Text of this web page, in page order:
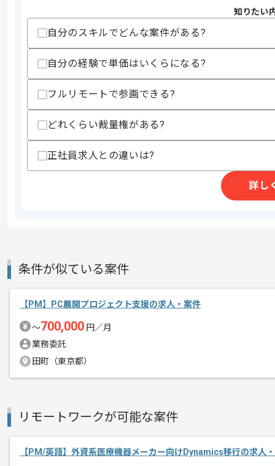
・英語の実務経験(読み書きレベル)
歓迎スキル
・サービスのCPA改善経験
・マネージャー経験
・海外プロダクト調査やテストの経験
・B2B分野のプロダクト開発経験
・プロダクトデザインの経験
・英語での業務遂行経験
スキルに不安がある方へ
上記に似た経験やスキルをお持ちであれば
作業開始日
エージェントからのコ
メント
ご経験と実績に応じてスライド案件の
経験豊富なエンジニアと成長が出来る
知りたい
自分のスキルでどんな案件がある?
自分の経験で単価はいくらになる?
フルリモートで参画できる?
どれくらい裁量権がある?
正社員求人との違いは?
詳し
条件が似ている案件
【PM】PC展開プロジェクト支援の求人・案件
〜700,000 円／月
業務委託
田町（東京都）
リモートワークが可能な案件
【PM/英語】外資系医療機器メーカー向けDynamics移行の求人